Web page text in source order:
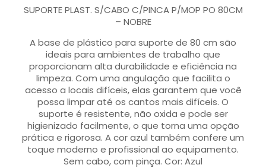
SUPORTE PLAST. S/CABO C/PINCA P/MOP PO 80CM
– NOBRE
A base de plástico para suporte de 80 cm são
ideais para ambientes de trabalho que
proporcionam alta durabilidade e eficiência na
limpeza. Com uma angulação que facilita o
acesso a locais difíceis, elas garantem que você
possa limpar até os cantos mais difíceis. O
suporte é resistente, não oxida e pode ser
higienizado facilmente, o que torna uma opção
prática e rigorosa. A cor azul também confere um
toque moderno e profissional ao equipamento.
Sem cabo, com pinça. Cor: Azul